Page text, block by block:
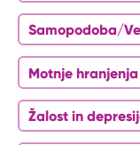
Samopodoba/
Motnje hranjenja
Žalost in